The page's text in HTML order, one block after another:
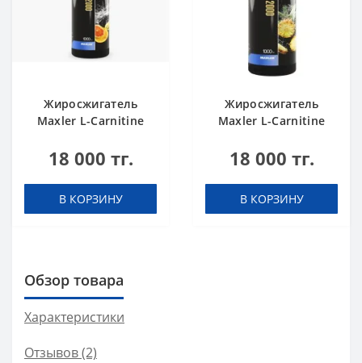
Жиросжигатель
Maxler L-Carnitine
18 000 тг.
В КОРЗИНУ
Жиросжигатель
Maxler L-Carnitine
ml
18 000 тг.
В КОРЗИНУ
Обзор товара
Характеристики
Отзывов (2)